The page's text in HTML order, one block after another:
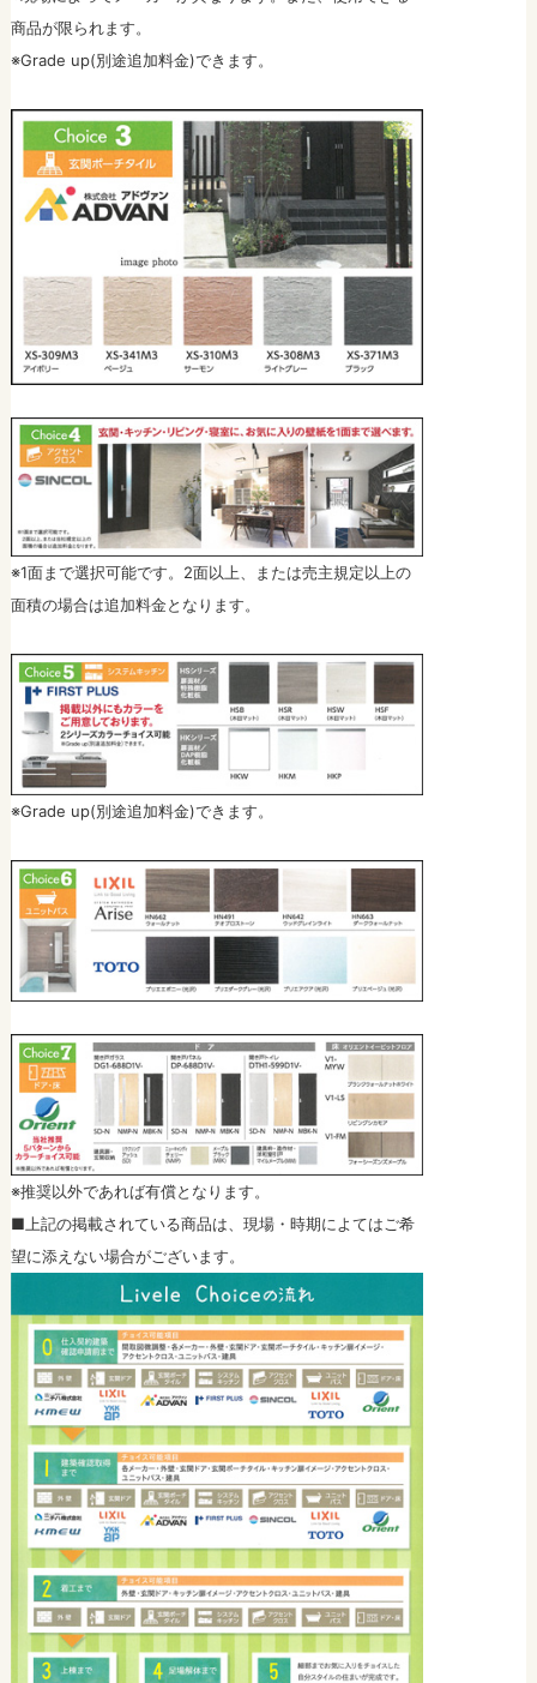
商品が限られます。
※Grade up(別途追加料金)できます。
※1面まで選択可能です。2面以上、または売主規定以上の
面積の場合は追加料金となります。
※Grade up(別途追加料金)できます。
※推奨以外であれば有償となります。
■上記の掲載されている商品は、現場・時期によてはご希
望に添えない場合がございます。